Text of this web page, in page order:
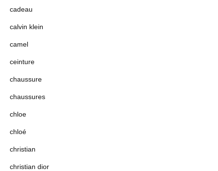
cadeau
calvin klein
camel
ceinture
chaussure
chaussures
chloe
chloé
christian
christian dior